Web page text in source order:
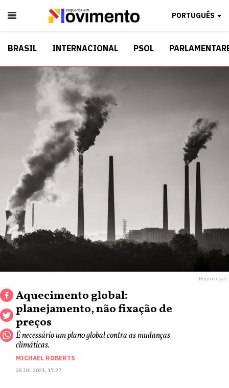
PORTUGUÊS
BRASIL INTERNACIONAL PSOL
Reprodução
Aquecimento global:
planejamento, não fixação de
preços
É necessário um plano global contra as mudanças
climáticas.
MICHAEL ROBERTS
28 JUL 2021, 17:27